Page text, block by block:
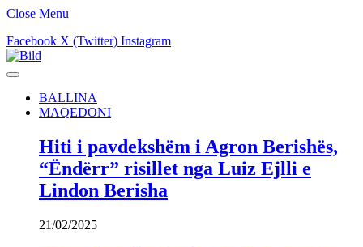
Close Menu
Facebook X (Twitter) Instagram
BALLINA
MAQEDONI
Hiti i pavdekshëm i Agron Berishës,
“Ëndërr” risillet nga Luiz Ejlli e
Lindon Berisha
21/02/2025